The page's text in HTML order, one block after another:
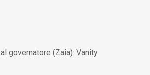
governatore (Zaia): Vanity